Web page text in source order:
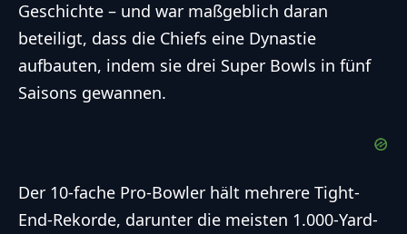
Geschichte – und war maßgeblich daran
beteiligt, dass die Chiefs eine Dynastie
aufbauten, indem sie drei Super Bowls in fünf
Saisons gewannen.
Der 10-fache Pro-Bowler hält mehrere Tight-
End-Rekorde, darunter die meisten 1.000-Yard-